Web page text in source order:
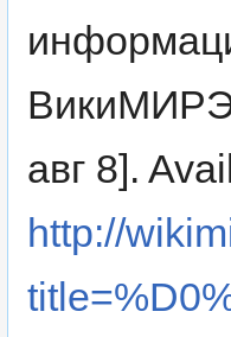
авг 8].
http://